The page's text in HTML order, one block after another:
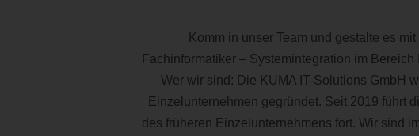
Komm in unser Team und gestalte es
Fachinformatiker – Systemintegration im Bereich
Wer wir sind: Die KUMA IT-Solutions GmbH
Einzelunternehmen gegründet. Seit 2019 führt
des früheren Einzelunternehmens fort. Wir sind